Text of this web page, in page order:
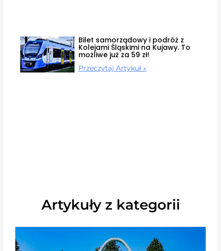
Bilet samorządowy i podróż z
Kolejami Śląskimi na Kujawy. To
możliwe już za 59 zł!
Przeczytaj Artykuł »
Artykuły z kategorii